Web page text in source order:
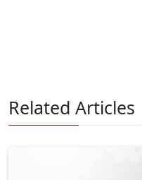
Related Articles